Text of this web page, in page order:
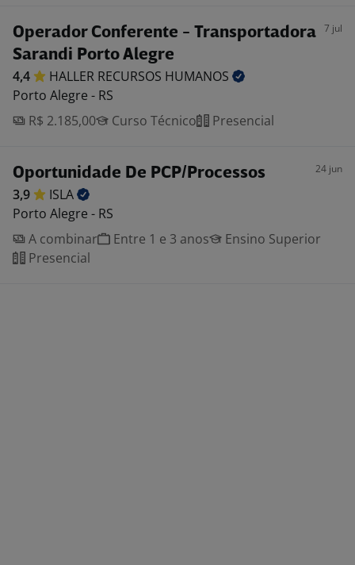
Operador Conferente - Transportadora
Sarandi Porto Alegre
7 jul
4,4 HALLER RECURSOS HUMANOS
Porto Alegre - RS
R$ 2.185,00
Curso Técnico Presencial
Oportunidade De PCP/Processos 24 jun
3,9
ISLA
Porto Alegre - RS
A combinar
Entre 1 e 3 anos
Ensino Superior
Presencial